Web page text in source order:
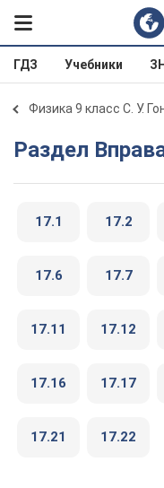
ГДЗ Учебники
Физика 9 класс С. У.
Раздел
17.1 17.2
17.6 17.7
17.11 17.12
17.16 17.17
17.21 17.22